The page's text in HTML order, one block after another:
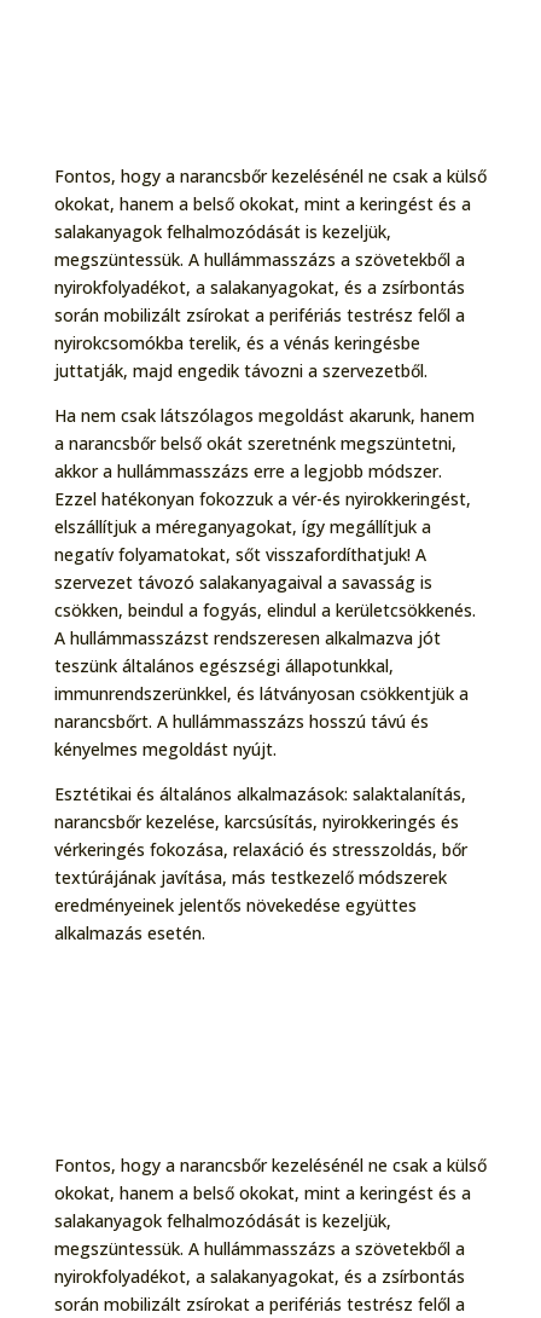
Fontos, hogy a narancsbőr kezelésénél ne csak a külső
okokat, hanem a belső okokat, mint a keringést és a
salakanyagok felhalmozódását is kezeljük,
megszüntessük. A hullámmasszázs a szövetekből a
nyirokfolyadékot, a salakanyagokat, és a zsírbontás
során mobilizált zsírokat a perifériás testrész felől a
nyirokcsomókba terelik, és a vénás keringésbe
juttatják, majd engedik távozni a szervezetből.
Ha nem csak látszólagos megoldást akarunk, hanem
a narancsbőr belső okát szeretnénk megszüntetni,
akkor a hullámmasszázs erre a legjobb módszer.
Ezzel hatékonyan fokozzuk a vér-és nyirokkeringést,
elszállítjuk a méreganyagokat, így megállítjuk a
negatív folyamatokat, sőt visszafordíthatjuk! A
szervezet távozó salakanyagaival a savasság is
csökken, beindul a fogyás, elindul a kerületcsökkenés.
A hullámmasszázst rendszeresen alkalmazva jót
teszünk általános egészségi állapotunkkal,
immunrendszerünkkel, és látványosan csökkentjük a
narancsbőrt. A hullámmasszázs hosszú távú és
kényelmes megoldást nyújt.
Esztétikai és általános alkalmazások: salaktalanítás,
narancsbőr kezelése, karcsúsítás, nyirokkeringés és
vérkeringés fokozása, relaxáció és stresszoldás, bőr
textúrájának javítása, más testkezelő módszerek
eredményeinek jelentős növekedése együttes
alkalmazás esetén.
Fontos, hogy a narancsbőr kezelésénél ne csak a külső
okokat, hanem a belső okokat, mint a keringést és a
salakanyagok felhalmozódását is kezeljük,
megszüntessük. A hullámmasszázs a szövetekből a
nyirokfolyadékot, a salakanyagokat, és a zsírbontás
során mobilizált zsírokat a perifériás testrész felől a